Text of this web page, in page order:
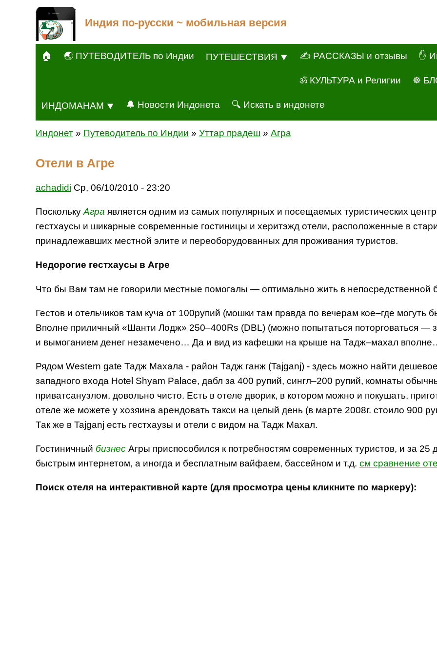
Индия по-русски ~ мобильная версия
🏠 🌏 ПУТЕВОДИТЕЛЬ по Индии ПУТЕШЕСТВИЯ ⯆ ✍ РАССКАЗЫ и отзывы ✋
ॐ КУЛЬТУРА и Религии ☸
ИНДОМАНАМ ⯆ 🔔 Новости Индонета 🔍 Искать в индонете
Индонет» Путеводитель по Индии » Уттар прадеш » Агра
Отели в Агре
achadidi Ср, 06/10/2010 - 23:20
Поскольку Агра является одним из самых популярных и посещаемых туристических
гестхаусы и шикарные современные гостиницы и херитэжд отели, расположенные в
принадлежавших местной элите и переоборудованных для проживания туристов.
Недорогие гестхаусы в Агре
Что бы Вам там не говорили местные помогалы — оптимально жить в непосредственной
Гестов и отельчиков там куча от 100рупий (мошки там правда по вечерам кое–где
Вполне приличный «Шанти Лодж» 250–400Rs (DBL) (можно попытаться поторговаться —
и вымоганием денег незамечено… Да и вид из кафешки на крыше на Тадж–махал
Рядом Western gate Тадж Махала - район Тадж ганж (Tajganj) - здесь можно найти
западного входа Hotel Shyam Palace, дабл за 400 рупий, сингл–200 рупий, комнаты
приватсанузлом, довольно чисто. Есть в отеле дворик, в котором можно и покушать,
отеле же можете у хозяина арендовать такси на целый день (в марте 2008г. стоило 900
Так же в Tajganj есть гестхаузы и отели с видом на Тадж Махал.
Гостиничный бизнесАгры приспособился к потребностям современных туристов, и за 25
быстрым интернетом, а иногда и бесплатным вайфаем, бассейном и т.д. см сравнение
Поиск отеля на интерактивной карте (для просмотра цены кликните по маркеру):